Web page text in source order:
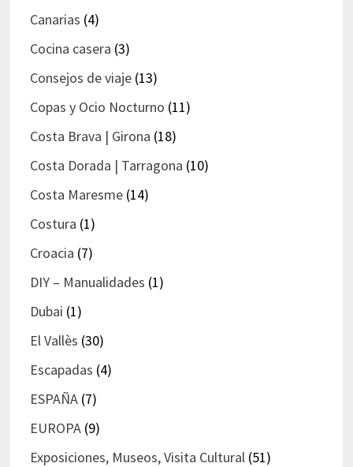
Canarias (4)
Cocina casera (3)
Consejos de viaje(13)
Copas y Ocio Nocturno (11)
Costa Brava | Girona (18)
Costa Dorada | Tarragona (10)
Costa Maresme(14)
Costura (1)
Croacia (7)
DIY – Manualidades (1)
Dubai (1)
El Vallès (30)
Escapadas (4)
ESPAÑA(7)
EUROPA(9)
Exposiciones, Museos, Visita Cultural(51)